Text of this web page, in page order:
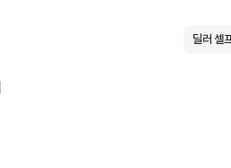
딜러 셀